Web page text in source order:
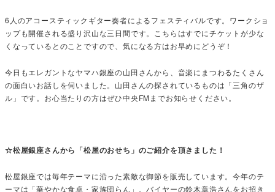
6人のアコースティックギター奏者によるフェスティバルです。ワークショ
ップも開催される盛り沢山な三日間です。こちらはすでにチケットが少な
くなっているとのことですので、気になる方はお早めにどうぞ！
今日もエレガントなヤマハ銀座の山田さんから、音楽にまつわるたくさん
の面白いお話しを伺いました。山田さんの探されているものは「三角のザ
ル」です。お心当たりの方はぜひ中央FMまでお知らせください。
☆松屋銀座さんから「松屋のおせち」のご紹介を頂きました！
松屋銀座では毎年テーマに沿った素敵な御節を販売しています。今年のテ
ーマは「華やかな食卓・家族団らん」。バイヤーの鈴木章浩さんをお招き